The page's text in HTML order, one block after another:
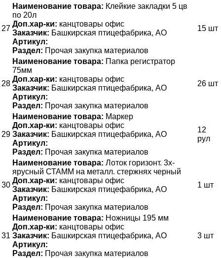
27
Наименование товара: Клейкие закладки 5 цв
по 20л
Доп.хар-ки: канцтовары офис
Заказчик: Башкирская птицефабрика, АО
Артикул:
Раздел: Прочая закупка материалов
15 шт
28
Наименование товара: Папка регистратор
75мм
Доп.хар-ки: канцтовары офис
Заказчик: Башкирская птицефабрика, АО
Артикул:
Раздел: Прочая закупка материалов
26 шт
29
Наименование товара: Маркер
Доп.хар-ки: канцтовары офис
Заказчик: Башкирская птицефабрика, АО
Артикул:
Раздел: Прочая закупка материалов
12
рул
30
Наименование товара: Лоток горизонт. 3х-
ярусный СТАММ на металл. стержнях черный
Доп.хар-ки: канцтовары офис
Заказчик: Башкирская птицефабрика, АО
Артикул:
Раздел: Прочая закупка материалов
1 шт
31
Наименование товара: Ножницы 195 мм
Доп.хар-ки: канцтовары офис
Заказчик: Башкирская птицефабрика, АО
Артикул:
Раздел: Прочая закупка материалов
3 шт